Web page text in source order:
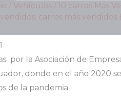
/ Vehículos/ 10 carros Más
, carros más vendidos
por la Asociación de
donde en el año 2020
de la pandemia.